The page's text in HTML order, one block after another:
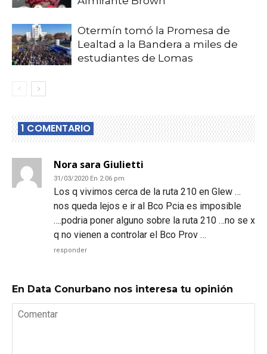
Otermín tomó la Promesa de
Lealtad a la Bandera a miles de
estudiantes de Lomas
1 COMENTARIO
Nora sara Giulietti
31/03/2020 En 2:06 pm
Los q vivimos cerca de la ruta 210 en Glew …
nos queda lejos e ir al Bco Pcia es imposible
….podria poner alguno sobre la ruta 210 …no se x
q no vienen a controlar el Bco Prov …
responder
En Data Conurbano nos interesa tu opinión